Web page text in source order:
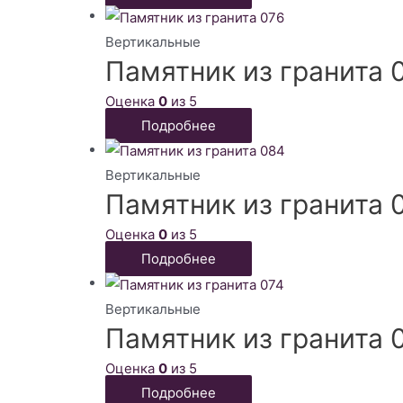
Вертикальные
Памятник из гранита
Оценка 0 из 5
Подробнее
Вертикальные
Памятник из гранита
Оценка 0 из 5
Подробнее
Вертикальные
Памятник из гранита
Оценка 0 из 5
Подробнее